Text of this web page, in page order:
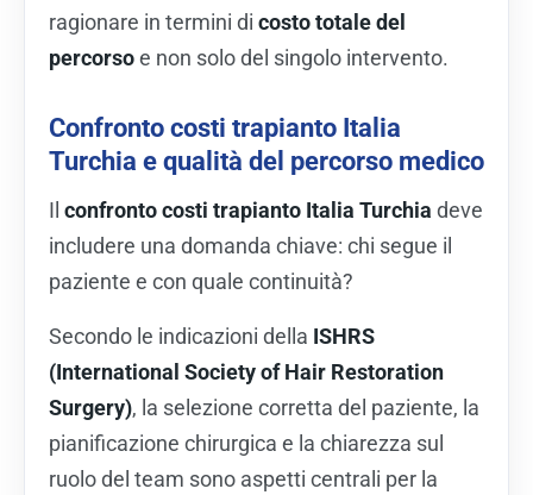
ragionare in termini di costo totale del
percorsoe non solo del singolo intervento.
Confronto costi trapianto Italia
Turchia e qualità del percorso medico
Il confronto costi trapianto Italia Turchia deve
includere una domanda chiave: chi segue il
paziente e con quale continuità?
Secondo le indicazioni della ISHRS
(International Society of Hair Restoration
Surgery), la selezione corretta del paziente, la
pianificazione chirurgica e la chiarezza sul
ruolo del team sono aspetti centrali per la